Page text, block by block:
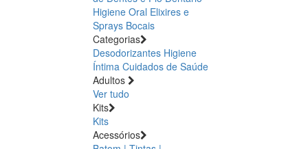
Higiene Oral Elixires e
Sprays Bocais
Categorias
Desodorizantes Higiene
Íntima Cuidados de Saúde
Adultos
Ver tudo
Kits
Kits
Acessórios